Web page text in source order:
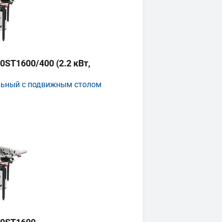
400 (2.2 кВт,
с подвижным столом